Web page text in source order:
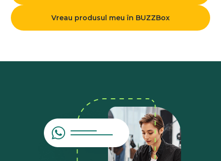
Vreau produsul meu în BUZZBox